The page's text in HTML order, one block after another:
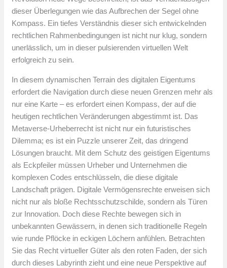
dieser Überlegungen wie das Aufbrechen der Segel ohne
Kompass. Ein tiefes Verständnis dieser sich entwickelnden
rechtlichen Rahmenbedingungen ist nicht nur klug, sondern
unerlässlich, um in dieser pulsierenden virtuellen Welt
erfolgreich zu sein.
In diesem dynamischen Terrain des digitalen Eigentums
erfordert die Navigation durch diese neuen Grenzen mehr als
nur eine Karte – es erfordert einen Kompass, der auf die
heutigen rechtlichen Veränderungen abgestimmt ist. Das
Metaverse-Urheberrecht ist nicht nur ein futuristisches
Dilemma; es ist ein Puzzle unserer Zeit, das dringend
Lösungen braucht. Mit dem Schutz des geistigen Eigentums
als Eckpfeiler müssen Urheber und Unternehmen die
komplexen Codes entschlüsseln, die diese digitale
Landschaft prägen. Digitale Vermögensrechte erweisen sich
nicht nur als bloße Rechtsschutzschilde, sondern als Türen
zur Innovation. Doch diese Rechte bewegen sich in
unbekannten Gewässern, in denen sich traditionelle Regeln
wie runde Pflöcke in eckigen Löchern anfühlen. Betrachten
Sie das Recht virtueller Güter als den roten Faden, der sich
durch dieses Labyrinth zieht und eine neue Perspektive auf